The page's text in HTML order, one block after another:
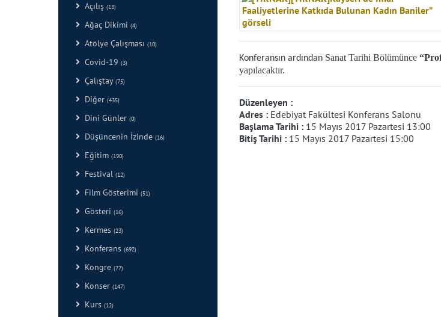
Açılış (18)
Ağaç Dikimi (4)
Atölye Çalışması (10)
Covid-19 (3)
Çalıştay (75)
Diğer (435)
Dini Günler (0)
Düşüncenin İzinde (16)
Eğitim (190)
Festival (12)
Film Gösterimi (51)
Gösteri (16)
Kermes (23)
Konferans (692)
Kongre (77)
Konser (147)
Kurs (12)
Konferansın ardından Sanat Tarihi Bölümünce
yapılacaktır.
Düzenleyen :
Adres : Edebiyat Fakültesi Konferans Salonu
Başlama Tarihi : 15 Mayıs 2017 Pazartesi 13:00
Bitiş Tarihi : 15 Mayıs 2017 Pazartesi 15:00